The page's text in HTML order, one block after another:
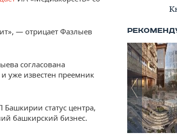
— отрицает Фазлыев
согласована
уже известен преемник
Башкирии статус центра,
башкирский бизнес.